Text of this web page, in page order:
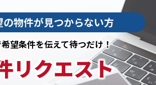
の物件が見つからない方
望条件を伝えて待つだけ！
リクエスト